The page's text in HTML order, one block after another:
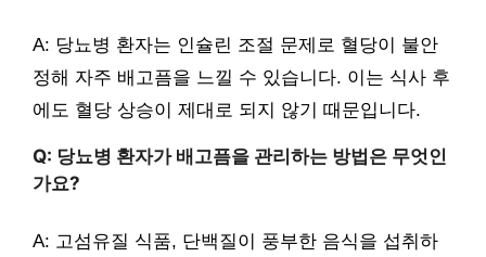
A: 당뇨병 환자는 인슐린 조절 문제로 혈당이 불안
정해 자주 배고픔을 느낄 수 있습니다. 이는 식사 후
에도 혈당 상승이 제대로 되지 않기 때문입니다.
Q: 당뇨병 환자가 배고픔을 관리하는 방법은 무엇인
가요?
A: 고섬유질 식품, 단백질이 풍부한 음식을 섭취하